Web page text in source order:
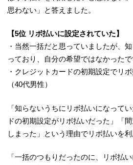
思わない」と答えました。
【5位 リボ払いに設定されていた】
・当然一括だと思っていましたが、
っており、自分の希望ではなかったで
・クレジットカードの初期設定でリ
（40代男性）
「知らないうちにリボ払いになって
ドの初期設定がリボ払いだった」「
しまった」という理由でリボ払いを利
「一括のつもりだったのに、リボ払